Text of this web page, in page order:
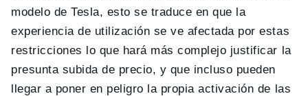
modelo de Tesla, esto se traduce en que la
experiencia de utilización se ve afectada por estas
restricciones lo que hará más complejo justificar la
presunta subida de precio, y que incluso pueden
llegar a poner en peligro la propia activación de las